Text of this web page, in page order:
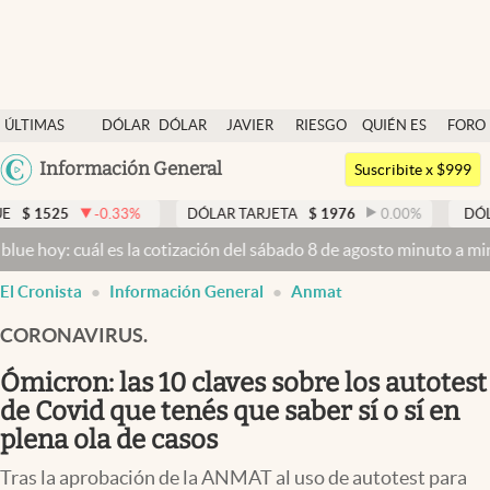
ÚLTIMAS
NOTICIAS
DÓLAR
DÓLAR
JAVIER
RIESGO
QUIÉN ES
QUIÉN
FORO
Argentina
México
Información General
Dólar
Members
Economía y Política
Finanzas y Mercados
Mercados Online
Negocios
Columnistas
Otras secciones
Suscribite x $999
% DÓLAR TARJETA $ 1976 0.00% DÓLAR MEP
la cotización del sábado 8 de agosto minuto a minutoDólar hoy
El Cronista Información General Anmat
CORONAVIRUS.
Ómicron: las 10 claves sobre los autotest
de Covid que tenés que saber sí o sí en
plena ola de casos
Tras la aprobación de la ANMAT al uso de autotest para